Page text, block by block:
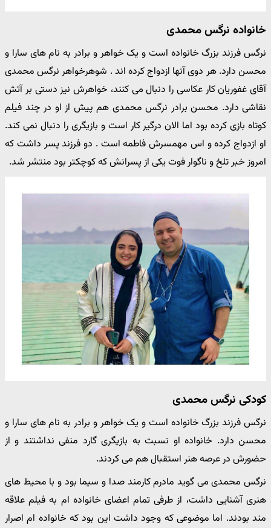
خانواده نرگس محمدی
نرگس فرزند بزرگ خانواده است و یک خواهر و برادر به نام های سارا و
محسن دارد. هر دوی آنها ازدواج کرده اند . شوهرخواهر نرگس محمدی
آقای غفوریان کار عکاسی را دنبال می کنند، خواهرش نیز دستی بر آتش
نقاشی دارد. محسن برادر نرگس محمدی هم پیش از او در چند فیلم
کوتاه بازی کرده بود اما الان درگیر کار است و بازیگری را دنبال نمی کند.
او ازدواج کرده و اس مهمسرش فاطمه است . دو فرزند پسر داشت که
امروز خبر تلخ و ناگوار فوت یکی از پسرانش که کوچکتر بود منتشر شد.
کودکی نرگس محمدی
نرگس فرزند بزرگ خانواده است و یک خواهر و برادر به نام های سارا و
محسن دارد. خانواده او نسبت به بازیگری گارد منفی نداشتند و از
حضورش در عرصه هنر استقبال هم می کردند.
نرگس محمدی می گوید مادرم کارمند صدا و سیما بود و با محیط های
هنری آشنایی داشت، از طرفی تمام اعضای خانواده ام به فیلم علاقه
مند بودند. اما موضوعی که وجود داشت این بود که خانواده ام اصرار